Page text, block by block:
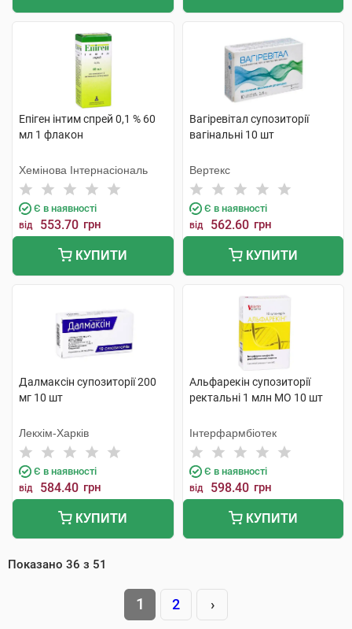
Епіген інтим спрей 0,1 % 60
мл 1 флакон
Хемінова Інтернасіональ
Є в наявності
від 553.70 грн
КУПИТИ
Вагіревітал супозиторії
вагінальні 10 шт
Вертекс
Є в наявності
від 562.60 грн
КУПИТИ
Далмаксін супозиторії 200
мг 10 шт
Лекхім-Харків
Є в наявності
від 584.40 грн
КУПИТИ
Альфарекін супозиторії
ректальні 1 млн МО 10 шт
Інтерфармбіотек
Є в наявності
від 598.40 грн
КУПИТИ
Показано 36 з 51
1 2 ›